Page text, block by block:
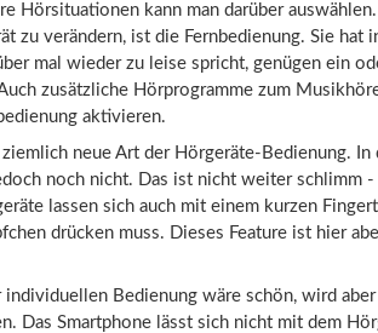
Hörsituationen kann man darüber
zu verändern, ist die Fernbedienung. Sie hat
mal wieder zu leise spricht, genügen ein
zusätzliche Hörprogramme zum
aktivieren.
neue Art der Hörgeräte-Bedienung.
noch nicht. Das ist nicht weiter schlimm -
lassen sich auch mit einem kurzen
drücken muss. Dieses Feature ist hier
individuellen Bedienung wäre schön, wird
Das Smartphone lässt sich nicht mit dem